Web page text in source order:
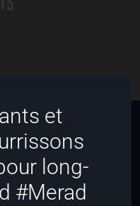
et
long-
#Merad